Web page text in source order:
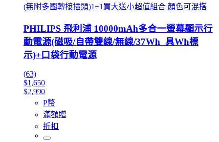
(無附多國轉接插頭)1+1買大送小超值組合 顏色可混搭
PHILIPS 飛利浦 10000mAh多合一螢幕顯示行
動電源(磁吸/自帶雙線/無線/37Wh_具Wh標
示)+口袋行動電源
(63)
$1,650
$2,990
P幣
滿額贈
折扣